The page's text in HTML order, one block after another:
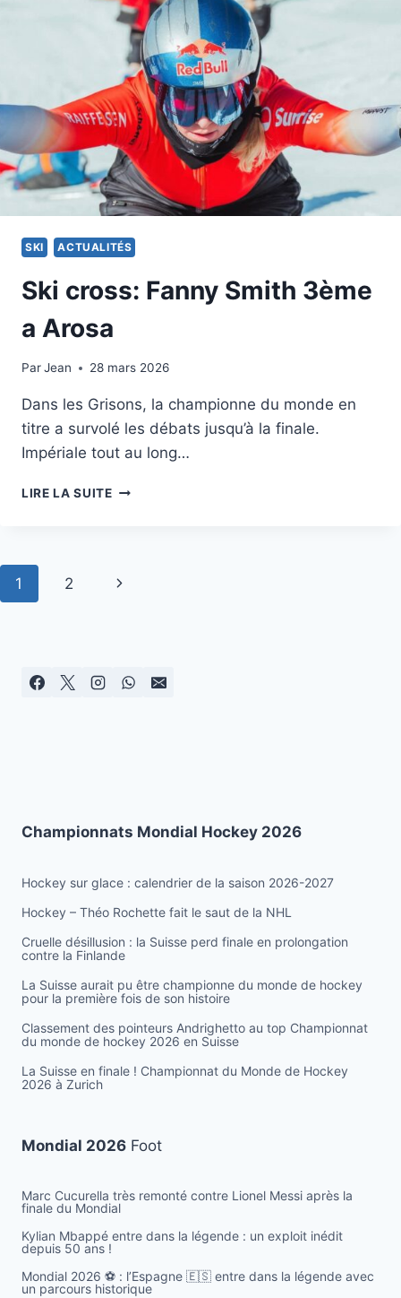
VOL
MAIS
ATTERRIT
PARFAITEMENT
SKI ACTUALITÉS
Ski cross: Fanny Smith 3ème
a Arosa
ParJean
16 décembre 202528 mars 2026
Dans les Grisons, la championne du monde en
titre a survolé les débats jusqu’à la finale.
Impériale tout au long…
LIRE LA SUITESKI
A
Navigation
1 2
Page
Championnats Mondial Hockey 2026
Hockey sur glace : calendrier de la saison 2026-2027
Hockey – Théo Rochette fait le saut de la NHL
Cruelle désillusion : la Suisse perd finale en prolongation
contre la Finlande
La Suisse aurait pu être championne du monde de hockey
pour la première fois de son histoire
Classement des pointeurs Andrighetto au top Championnat
du monde de hockey 2026 en Suisse
La Suisse en finale ! Championnat du Monde de Hockey
2026 à Zurich
Mondial 2026 Foot
Marc Cucurella très remonté contre Lionel Messi après la
finale du Mondial
Kylian Mbappé entre dans la légende : un exploit inédit
depuis 50 ans !
Mondial 2026 ⚽️ : l’Espagne 🇪🇸 entre dans la légende avec
un parcours historique